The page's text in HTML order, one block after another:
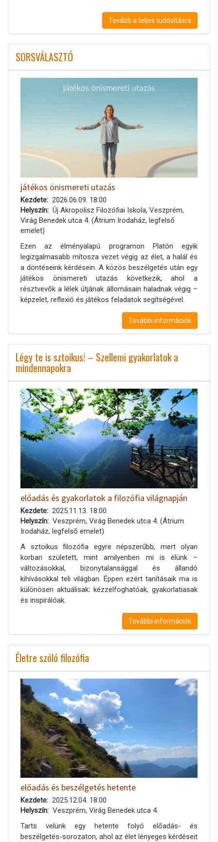
Tovább a teljes tudósításra
SORSVÁLASZTÓ
játékos önismereti utazás
Kezdete
2026.06.09. 18:00
Helyszín
Új Akropolisz Filozófiai Iskola, Veszprém,
Virág Benedek utca 4. (Átrium Irodaház, legfelső
emelet)
Ezen az élményalapú programon Platón egyik
legizgalmasabb mítosza vezet végig az élet, a halál és
a döntéseink kérdésein. A közös beszélgetés után egy
játékos önismereti utazás következik, ahol a
résztvevők a lélek útjának állomásain haladnak végig –
képzelet, reflexió és játékos feladatok segítségével.
További információk
Légy te is sztoikus! – Szellemi gyakorlatok a
mindennapokra
előadás és gyakorlatok a filozófia világnapján
Kezdete
2025.11.13. 18:00
Helyszín
Veszprém, Virág Benedek utca 4. (Átrium
Irodaház, legfelső emelet)
A sztoikus filozófia egyre népszerűbb, mert olyan
korban született, mint amilyenben mi is élünk –
változásokkal, bizonytalansággal és állandó
kihívásokkal teli világban. Éppen ezért tanításaik ma is
különösen aktuálisak: kézzelfoghatóak, gyakorlatiasak
és inspirálóak.
További információk
Életre szóló filozófia
előadás és beszélgetés hetente
Kezdete
2025.12.04. 18:00
Helyszín
Veszprém, Virág Benedek utca 4.
Tarts velünk egy hetente folyó előadás- és
beszélgetés-sorozaton, ahol az élet lényeges kérdéseit